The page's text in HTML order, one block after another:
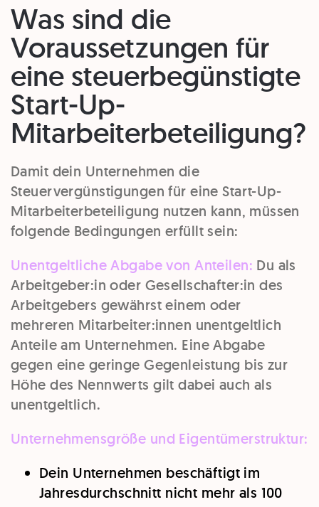
Was sind die
Voraussetzungen für
eine steuerbegünstigte
Start-Up-
Mitarbeiterbeteiligung?
Damit dein Unternehmen die
Steuervergünstigungen für eine Start-Up-
Mitarbeiterbeteiligung nutzen kann, müssen
folgende Bedingungen erfüllt sein:
Unentgeltliche Abgabe von Anteilen: Du als
Arbeitgeber:in oder Gesellschafter:in des
Arbeitgebers gewährst einem oder
mehreren Mitarbeiter:innen unentgeltlich
Anteile am Unternehmen. Eine Abgabe
gegen eine geringe Gegenleistung bis zur
Höhe des Nennwerts gilt dabei auch als
unentgeltlich.
Unternehmensgröße und Eigentümerstruktur:
Dein Unternehmen beschäftigt im
Jahresdurchschnitt nicht mehr als 100